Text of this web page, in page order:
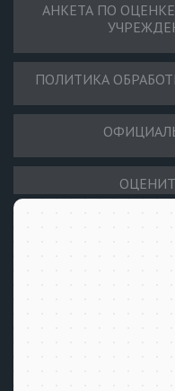
АНКЕТА ПО
ПОЛИТИКА